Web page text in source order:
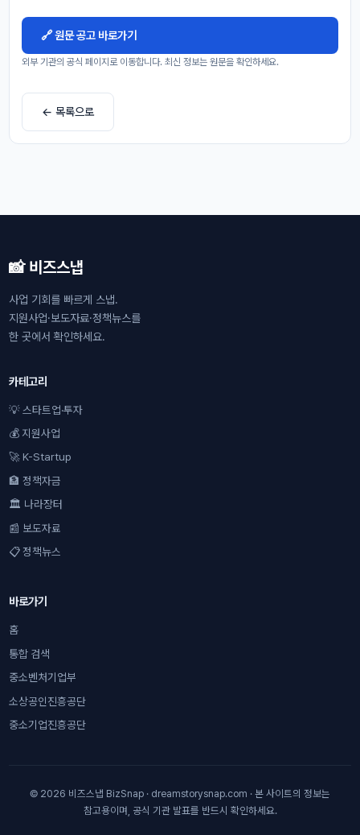
🔗 원문 공고 바로가기
외부 기관의 공식 페이지로 이동합니다. 최신 정보는 원문을 확인하세요.
← 목록으로
📸 비즈스냅
사업 기회를 빠르게 스냅.
지원사업·보도자료·정책뉴스를
한 곳에서 확인하세요.
카테고리
💡 스타트업·투자
💰 지원사업
🚀 K-Startup
🏦 정책자금
🏛 나라장터
📰 보도자료
📋 정책뉴스
바로가기
홈
통합 검색
중소벤처기업부
소상공인진흥공단
중소기업진흥공단
© 2026 비즈스냅 BizSnap · dreamstorysnap.com · 본 사이트의 정보는
참고용이며, 공식 기관 발표를 반드시 확인하세요.